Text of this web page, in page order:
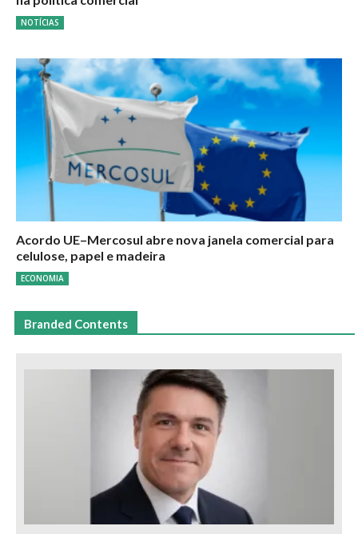
NOTÍCIAS
Acordo UE–Mercosul abre nova janela comercial para
celulose, papel e madeira
ECONOMIA
Branded Contents